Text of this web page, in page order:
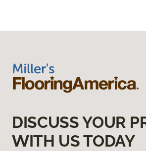
DISCUSS YOUR
WITH US TODAY